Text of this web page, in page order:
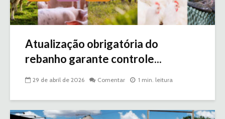
Atualização obrigatória do
rebanho garante controle...
29 de abril de 2026 Comentar 1 min. leitura